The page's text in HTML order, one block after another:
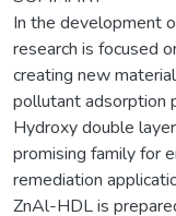
In the development
research is focused
creating new
pollutant adsorption
Hydroxy double
promising family for
remediation
ZnAl-HDL is